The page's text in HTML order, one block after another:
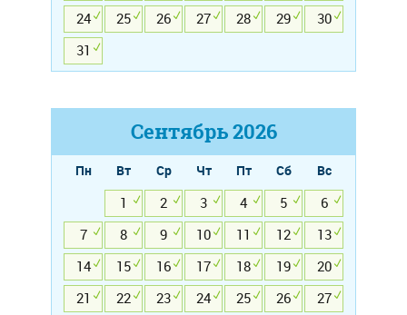
24
25 26 27 28 29
30
31
Сентябрь2026
Пн Вт Ср Чт Пт Сб
Вс
1
2 3 4 5
6
7
8 9 10 11 12
13
14
15 16 17 18 19
20
21
22 23 24 25 26
27